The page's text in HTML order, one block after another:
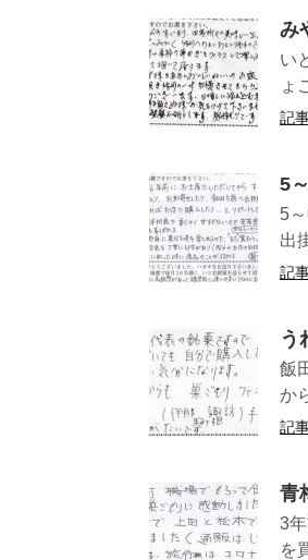
み
い
ょ
記
5
5
出
記
う
飯
か
記
青
3
を